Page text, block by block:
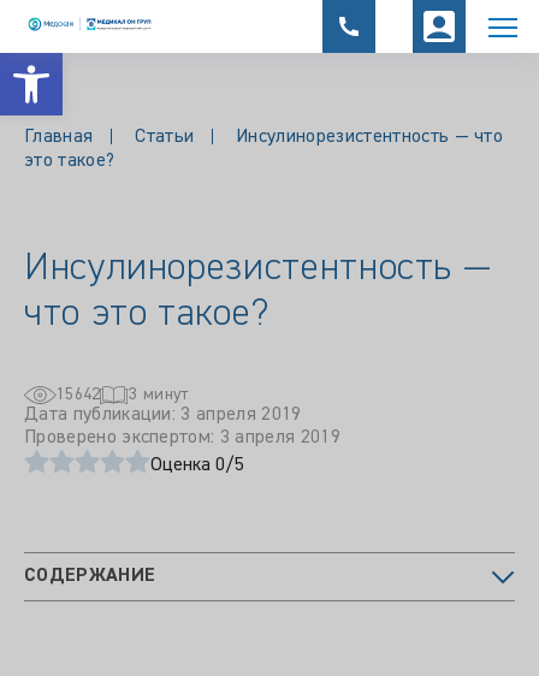
Открыть панель инструментов
Главная Статьи
Инсулинорезистентность — что
это такое?
Инсулинорезистентность —
что это такое?
15642 3 минут
Дата публикации: 3 апреля 2019
Проверено экспертом: 3 апреля 2019
Оценка 0/5
СОДЕРЖАНИЕ